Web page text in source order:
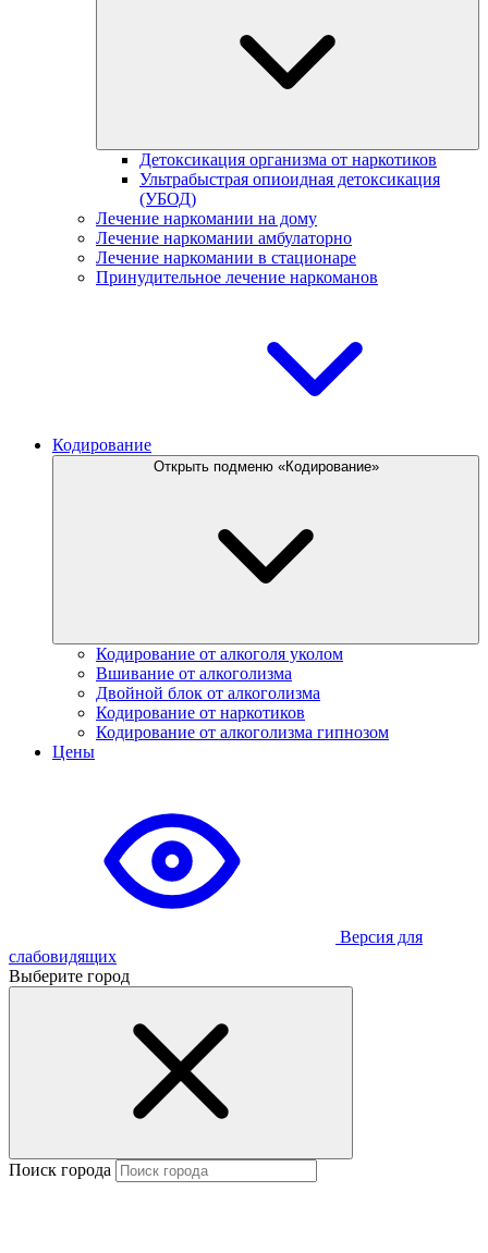
Детоксикация организма от наркотиков
Ультрабыстрая опиоидная детоксикация
(УБОД)
Лечение наркомании на дому
Лечение наркомании амбулаторно
Лечение наркомании в стационаре
Принудительное лечение наркоманов
Кодирование
Открыть подменю «Кодирование»
Кодирование от алкоголя уколом
Вшивание от алкоголизма
Двойной блок от алкоголизма
Кодирование от наркотиков
Кодирование от алкоголизма гипнозом
Цены
Версия для
слабовидящих
Выберите город
Поиск города